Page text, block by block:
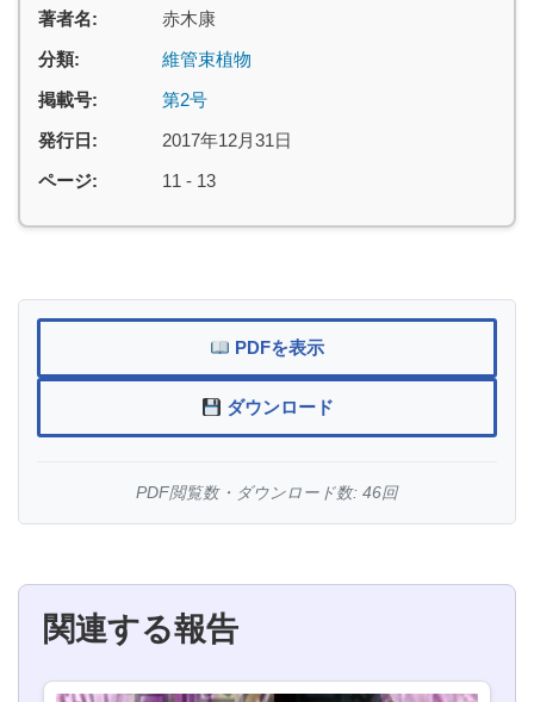
著者名:
赤木康
分類:
維管束植物
掲載号:
第2号
発行日:
2017年12月31日
ページ:
11 - 13
PDFを表示
ダウンロード
PDF閲覧数・ダウンロード数: 46回
関連する報告